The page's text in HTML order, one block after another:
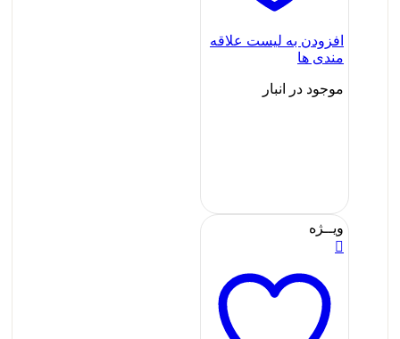
افزودن به لیست علاقه
مندی ها
موجود در انبار
ویــژه